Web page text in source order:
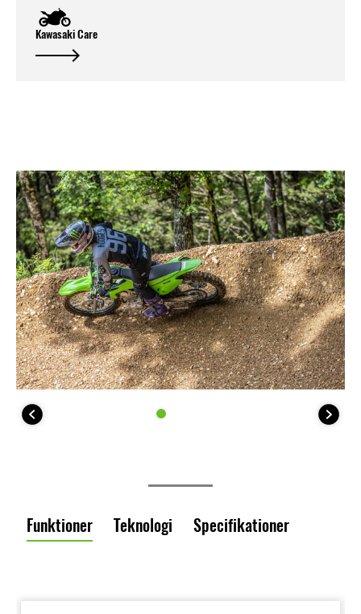
Kawasaki Care
Funktioner Teknologi Specifikationer